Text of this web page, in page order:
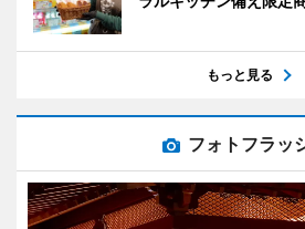
もっと見る
フォトフラッ